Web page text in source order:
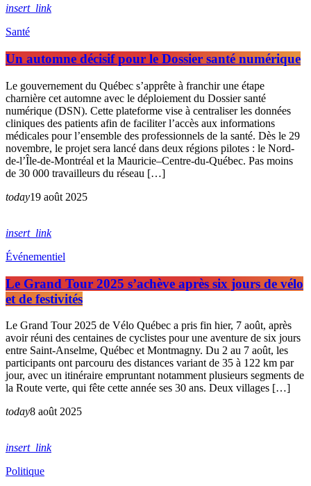
insert_link
Santé
Un automne décisif pour le Dossier santé numérique
Le gouvernement du Québec s’apprête à franchir une étape
charnière cet automne avec le déploiement du Dossier santé
numérique (DSN). Cette plateforme vise à centraliser les données
cliniques des patients afin de faciliter l’accès aux informations
médicales pour l’ensemble des professionnels de la santé. Dès le 29
novembre, le projet sera lancé dans deux régions pilotes : le Nord-
de-l’Île-de-Montréal et la Mauricie–Centre-du-Québec. Pas moins
de 30 000 travailleurs du réseau […]
today19 août 2025
insert_link
Événementiel
Le Grand Tour 2025 s’achève après six jours de vélo
et de festivités
Le Grand Tour 2025 de Vélo Québec a pris fin hier, 7 août, après
avoir réuni des centaines de cyclistes pour une aventure de six jours
entre Saint-Anselme, Québec et Montmagny. Du 2 au 7 août, les
participants ont parcouru des distances variant de 35 à 122 km par
jour, avec un itinéraire empruntant notamment plusieurs segments de
la Route verte, qui fête cette année ses 30 ans. Deux villages […]
today8 août 2025
insert_link
Politique